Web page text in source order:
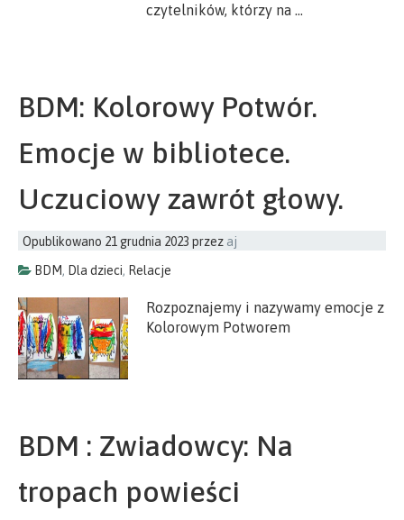
czytelników, którzy na …
BDM: Kolorowy Potwór.
Emocje w bibliotece.
Uczuciowy zawrót głowy.
Opublikowano 21 grudnia 2023 przez aj
BDM, Dla dzieci, Relacje
Rozpoznajemy i nazywamy emocje z
Kolorowym Potworem
BDM : Zwiadowcy: Na
tropach powieści